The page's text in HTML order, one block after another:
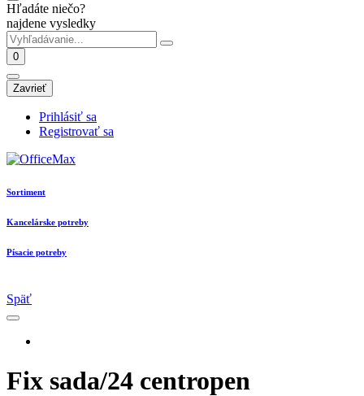
Hľadáte niečo?
najdene vysledky
0
Zavrieť
Prihlásiť sa
Registrovať sa
Sortiment
Kancelárske potreby
Písacie potreby
Späť
Fix sada/24 centropen